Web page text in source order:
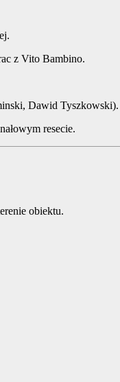
z Vito Bambino.
Dawid Tyszkowski).
resecie.
obiektu.